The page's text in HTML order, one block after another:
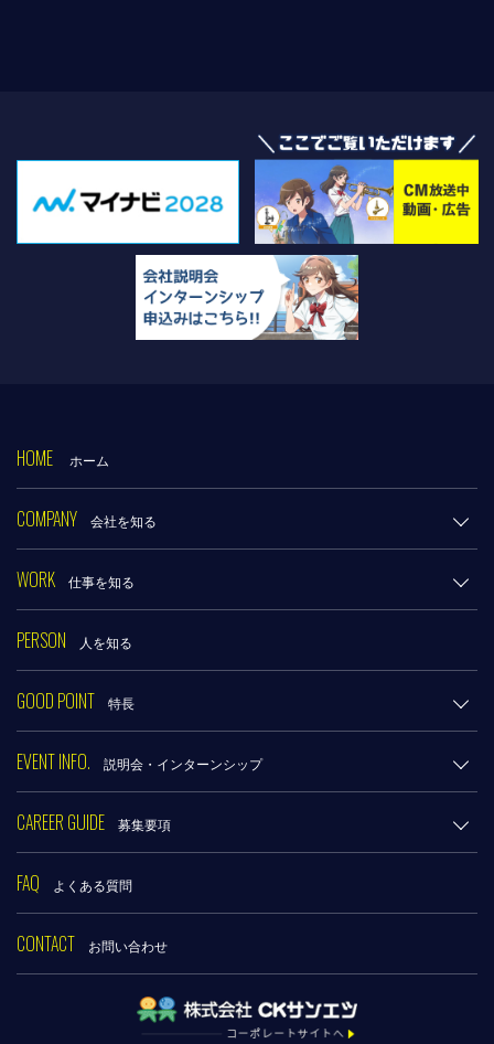
HOME ホーム
COMPANY 会社を知る
WORK 仕事を知る
PERSON 人を知る
GOOD POINT 特長
EVENT INFO. 説明会・インターンシップ
CAREER GUIDE 募集要項
FAQ よくある質問
CONTACT お問い合わせ